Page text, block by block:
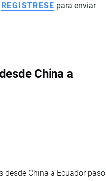
REGISTRESE para enviar
China a
desde China a Ecuador paso